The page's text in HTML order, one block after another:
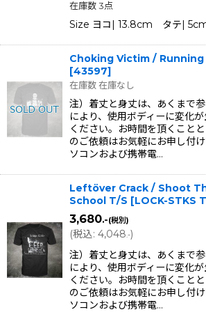
在庫数 3点
Size ヨコ| 13.8cm タテ|
Choking Victim /
[43597]
在庫数 在庫なし
注）着丈と身丈は、あくまで
により、使用ボディーに変化
ください。お時間を頂くこと
のご依頼はお気軽にお申し付
ソコンおよび携帯電…
Leftöver Crack / Shoot
School T/S [LOCK-STKS
3,680.-(税別)
(税込: 4,048.-)
注）着丈と身丈は、あくまで
により、使用ボディーに変化
ください。お時間を頂くこと
のご依頼はお気軽にお申し付
ソコンおよび携帯電…